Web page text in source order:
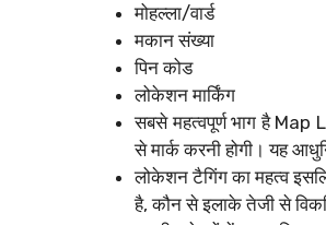
मोहल्ला/वार्ड
मकान संख्या
पिन कोड
लोकेशन मार्किंग
सबसे महत्वपूर्ण भाग है
से मार्क करनी होगी। यह
लोकेशन टैगिंग का महत्व
है, कौन से इलाके तेजी से